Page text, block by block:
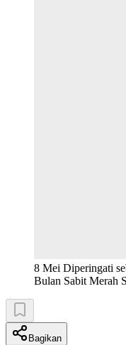
8 Mei Diperingati
Bulan Sabit Merah
Bagikan